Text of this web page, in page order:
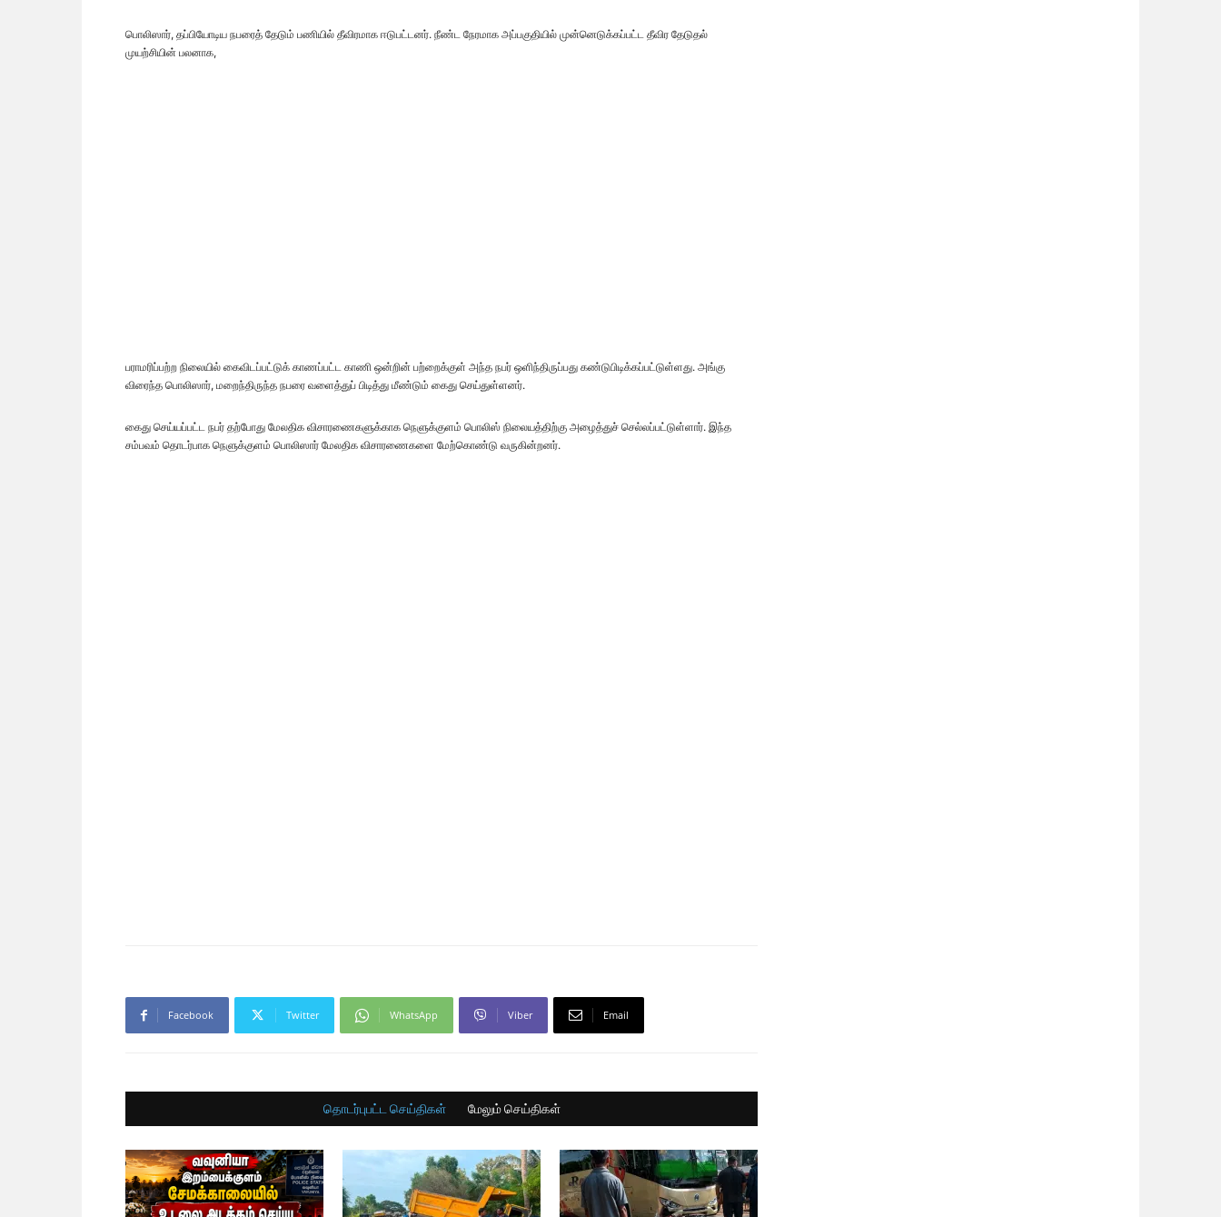
பொலிஸார், தப்பியோடிய நபரைத் தேடும் பணியில் தீவிரமாக ஈடுபட்டனர். நீண்ட நேரமாக அப்பகுதியில் முன்னெடுக்கப்பட்ட தீவிர தேடுதல்
முயற்சியின் பலனாக,
பராமரிப்பற்ற நிலையில் கைவிடப்பட்டுக் காணப்பட்ட காணி ஒன்றின் பற்றைக்குள் அந்த நபர் ஒளிந்திருப்பது கண்டுபிடிக்கப்பட்டுள்ளது. அங்கு
விரைந்த பொலிஸார், மறைந்திருந்த நபரை வளைத்துப் பிடித்து மீண்டும் கைது செய்துள்ளனர்.
கைது செய்யப்பட்ட நபர் தற்போது மேலதிக விசாரணைகளுக்காக நெளுக்குளம் பொலிஸ் நிலையத்திற்கு அழைத்துச் செல்லப்பட்டுள்ளார். இந்த
சம்பவம் தொடர்பாக நெளுக்குளம் பொலிஸார் மேலதிக விசாரணைகளை மேற்கொண்டு வருகின்றனர்.
Facebook Twitter WhatsApp Viber Email
தொடர்புபட்ட செய்திகள் மேலும் செய்திகள்